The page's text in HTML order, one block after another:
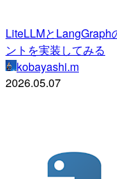
LiteLLMとLangGraph
ントを実装してみる
kobayashi.m
2026.05.07